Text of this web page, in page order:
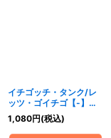
イチゴッチ・タンク/レ
ッツ・ゴイチゴ【-】
{P10/Y18}《自然》
1,080円(税込)